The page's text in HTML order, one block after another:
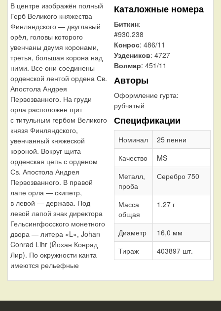
В центре изображён полный
Герб Великого княжества
Финляндского — двуглавый
орёл, головы которого
увенчаны двумя коронами,
третья, большая корона над
ними. Все они соединены
орденской лентой ордена Св.
Апостола Андрея
Первозванного. На груди
орла расположен щит
с титульным гербом Великого
князя Финляндского,
увенчанный княжеской
короной. Вокруг щита
орденская цепь с орденом
Св. Апостола Андрея
Первозванного. В правой
лапе орла — скипетр,
в левой — держава. Под
левой лапой знак директора
Гельсингфосского монетного
двора — литера «L», Johan
Conrad Lihr (Йохан Конрад
Лир). По окружности канта
имеются рельефные
Каталожные номера
Биткин:
#930.238
Конрос: 486/11
Уздеников: 4727
Волмар: 451/11
Авторы
Оформление гурта:
рубчатый
Спецификации
Номинал
25 пенни
Качество
MS
Металл,
проба
Серебро 750
Масса
общая
1,27 г
Диаметр
16,0 мм
Тираж
403897 шт.